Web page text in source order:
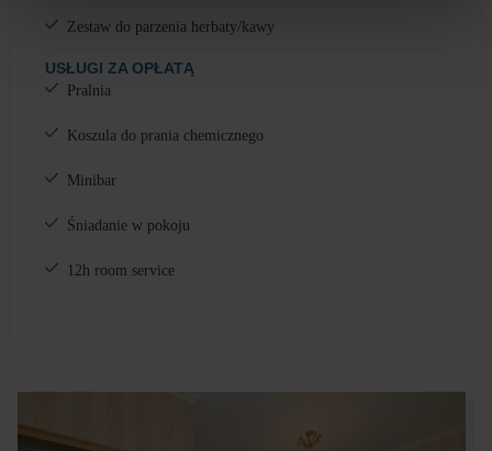
Zestaw do parzenia herbaty/kawy
USŁUGI ZA OPŁATĄ
Pralnia
Koszula do prania chemicznego
Minibar
Śniadanie w pokoju
12h room service